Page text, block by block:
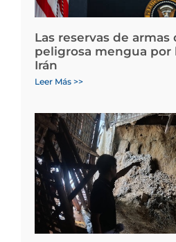
Las reservas de armas
peligrosa mengua por
Irán
Leer Más >>